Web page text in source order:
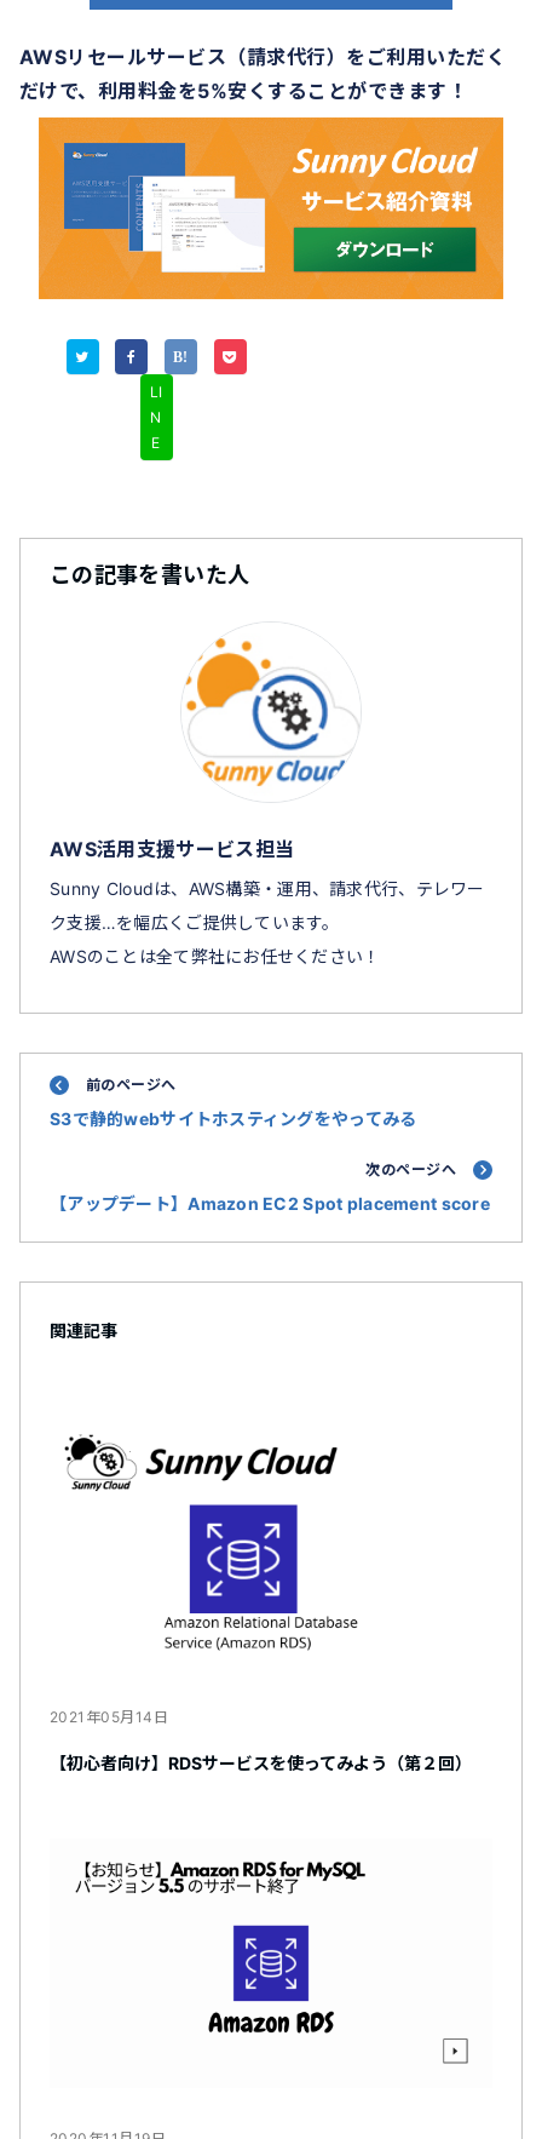
AWSリセールサービス（請求代行）をご利用いただく
だけで、利用料金を5%安くすることができます！
LI
N
E
この記事を書いた人
AWS活用支援サービス担当
Sunny Cloudは、AWS構築・運用、請求代行、テレワー
ク支援…を幅広くご提供しています。
AWSのことは全て弊社にお任せください！
前のページへ
S3で静的webサイトホスティングをやってみる
次のページへ
【アップデート】Amazon EC2 Spot placement score
関連記事
2021年05月14日
【初心者向け】RDSサービスを使ってみよう（第２回）